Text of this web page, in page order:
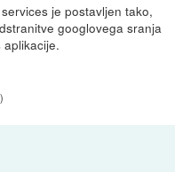
je postavljen tako,
googlovega sranja
)